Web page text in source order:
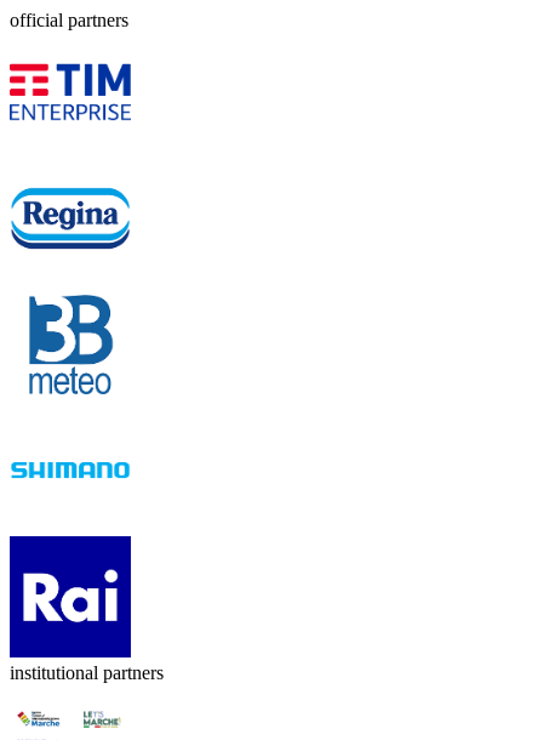
official partners
institutional partners